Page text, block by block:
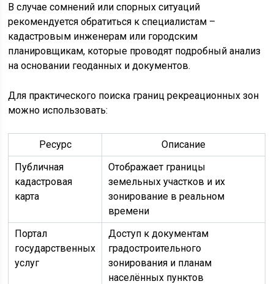
В случае сомнений или спорных ситуаций
рекомендуется обратиться к специалистам –
кадастровым инженерам или городским
планировщикам, которые проводят подробный анализ
на основании геоданных и документов.
Для практического поиска границ рекреационных зон
можно использовать:
Ресурс
Описание
Публичная
кадастровая
карта
Отображает границы
земельных участков и их
зонирование в реальном
времени
Портал
государственных
услуг
Доступ к документам
градостроительного
зонирования и планам
населённых пунктов